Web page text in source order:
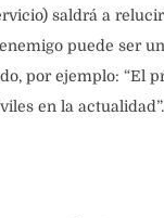
saldrá a
puede ser
por ejemplo: “El
en la actualidad”.